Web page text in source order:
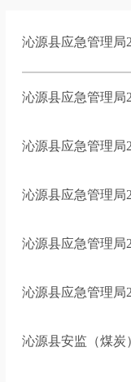
沁源县应急管理局
沁源县应急管理局
沁源县应急管理局
沁源县应急管理局
沁源县应急管理局
沁源县应急管理局
沁源县安监（煤炭